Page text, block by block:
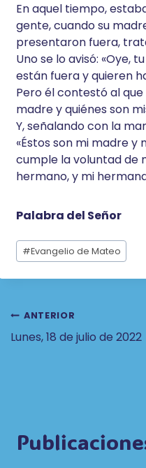
En aquel tiempo,
gente, cuando su
presentaron fuera,
Uno se lo avisó: «Oye,
están fuera y quieren
Pero él contestó al que
madre y quiénes son
Y, señalando con la
«Éstos son mi madre y
cumple la voluntad de
hermano, y mi
Palabra del Señor
Etiquetas
de
la
#Evangelio de Mateo
Navegación
De
ANTERIOR
Lunes, 18 de julio de 2022